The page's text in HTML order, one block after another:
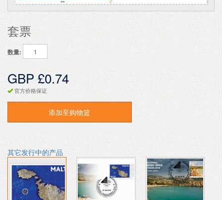
套票
数量:
GBP £0.74
官方价格保证
添加至购物篮
其它发行中的产品